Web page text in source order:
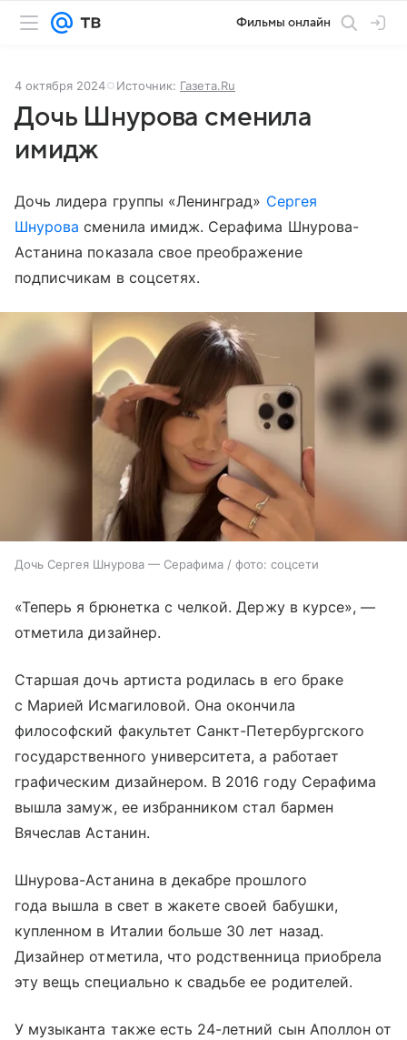
Фильмы онлайн
4 октября 2024 Источник: Газета.Ru
Дочь Шнурова сменила
имидж
Дочь лидера группы «Ленинград» Сергея
Шнурова сменила имидж. Серафима Шнурова-
Астанина показала свое преображение
подписчикам в соцсетях.
Дочь Сергея Шнурова — Серафима / фото: соцсети
«Теперь я брюнетка с челкой. Держу в курсе», —
отметила дизайнер.
Старшая дочь артиста родилась в его браке
с Марией Исмагиловой. Она окончила
философский факультет Санкт-Петербургского
государственного университета, а работает
графическим дизайнером. В 2016 году Серафима
вышла замуж, ее избранником стал бармен
Вячеслав Астанин.
Шнурова-Астанина в декабре прошлого
года вышла в свет в жакете своей бабушки,
купленном в Италии больше 30 лет назад.
Дизайнер отметила, что родственница приобрела
эту вещь специально к свадьбе ее родителей.
У музыканта также есть 24-летний сын Аполлон от